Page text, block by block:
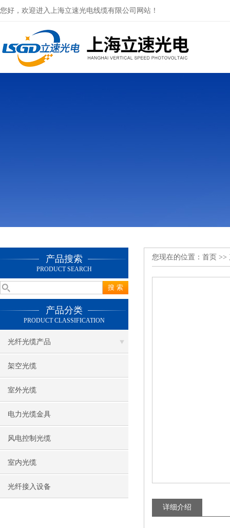
您好，欢迎进入上海立速光电线缆有限公司网站！
产品搜索
PRODUCT SEARCH
产品分类
PRODUCT CLASSIFICATION
光纤光缆产品
架空光缆
室外光缆
电力光缆金具
风电控制光缆
室内光缆
光纤接入设备
您现在的位置： 首页 >>
详细介绍